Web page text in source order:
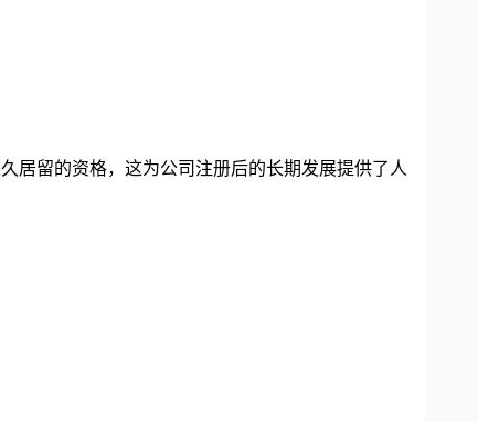
居留的资格，这为公司注册后的长期发展提供了人